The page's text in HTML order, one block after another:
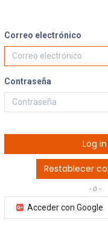
Correo electrónico
Contraseña
Log in
Restablecer
- o -
Acceder con Google